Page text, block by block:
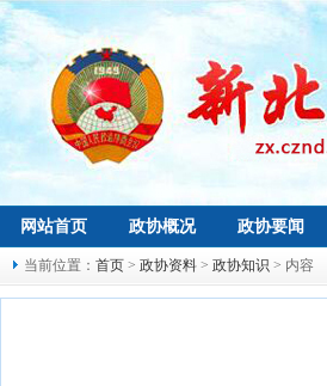
网站首页 政协概况 政协要闻
当前位置： 首页 > 政协资料 > 政协知识 > 内容